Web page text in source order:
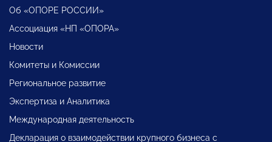
Об «ОПОРЕ РОССИИ»
Ассоциация «НП «ОПОРА»
Новости
Комитеты и Комиссии
Региональное развитие
Экспертиза и Аналитика
Международная деятельность
Декларация о взаимодействии крупного бизнеса с